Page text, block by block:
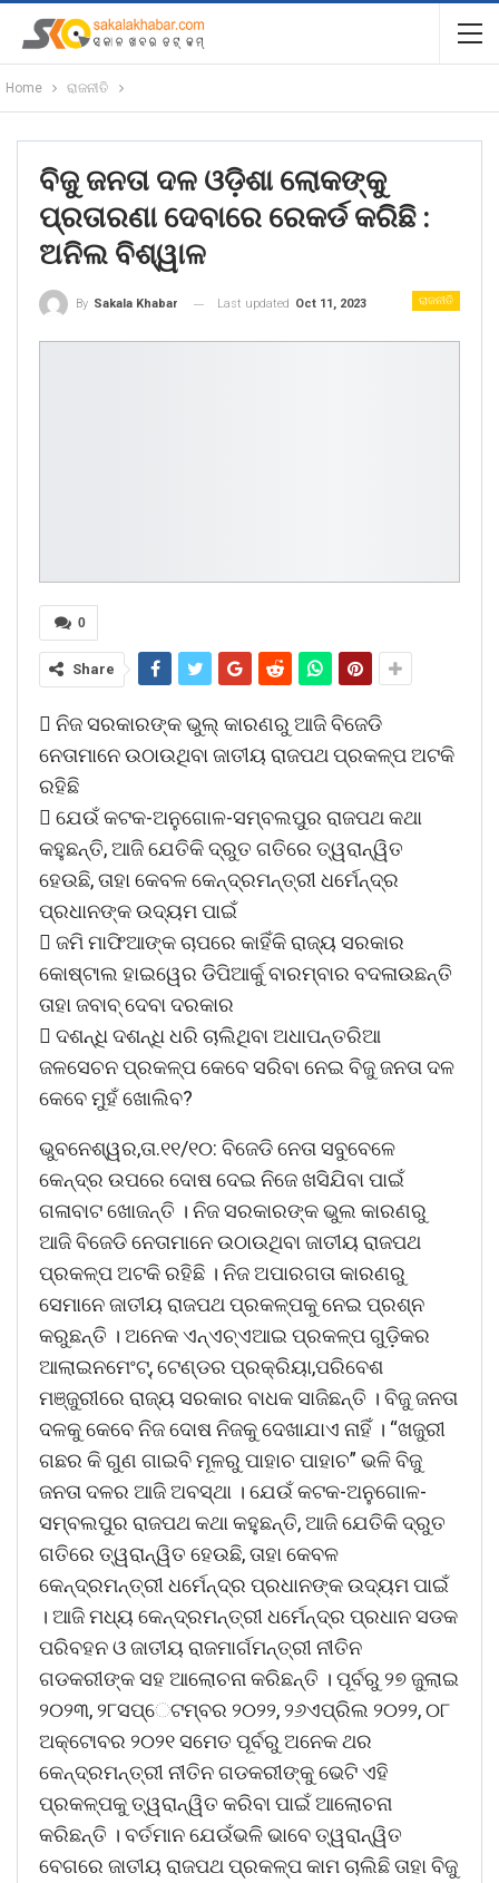
Home ରାଜନୀତି
ବିଜୁ ଜନତା ଦଳ ଓଡ଼ିଶା ଲୋକଙ୍କୁ
ପ୍ରତାରଣା ଦେବାରେ ରେକର୍ଡ କରିଛି :
ଅନିଲ ବିଶ୍ୱାଳ
ରାଜନୀତି
By Sakala Khabar Last updated Oct 11, 2023
0
Share
 ନିଜ ସରକାରଙ୍କ ଭୁଲ୍ କାରଣରୁ ଆଜି ବିଜେଡି
ନେତାମାନେ ଉଠାଉଥିବା ଜାତୀୟ ରାଜପଥ ପ୍ରକଳ୍ପ ଅଟକି
ରହିଛି
 ଯେଉଁ କଟକ-ଅନୁଗୋଳ-ସମ୍ବଲପୁର ରାଜପଥ କଥା
କହୁଛନ୍ତି, ଆଜି ଯେତିକି ଦ୍ରୁତ ଗତିରେ ତ୍ୱରାନ୍ୱିତ
ହେଉଛି, ତାହା କେବଳ କେନ୍ଦ୍ରମନ୍ତ୍ରୀ ଧର୍ମେନ୍ଦ୍ର
ପ୍ରଧାନଙ୍କ ଉଦ୍ୟମ ପାଇଁ
 ଜମି ମାଫିଆଙ୍କ ଚାପରେ କାହିଁକି ରାଜ୍ୟ ସରକାର
କୋଷ୍ଟାଲ ହାଇୱେର ଡିପିଆର୍କୁ ବାରମ୍ବାର ବଦଳାଉଛନ୍ତି
ତାହା ଜବାବ୍ ଦେବା ଦରକାର
 ଦଶନ୍ଧି ଦଶନ୍ଧି ଧରି ଚାଲିଥିବା ଅଧାପନ୍ତରିଆ
ଜଳସେଚନ ପ୍ରକଳ୍ପ କେବେ ସରିବା ନେଇ ବିଜୁ ଜନତା ଦଳ
କେବେ ମୁହଁ ଖୋଲିବ?
ଭୁବନେଶ୍ୱର,ତା.୧୧/୧୦: ବିଜେଡି ନେତା ସବୁବେଳେ
କେନ୍ଦ୍ର ଉପରେ ଦୋଷ ଦେଇ ନିଜେ ଖସିଯିବା ପାଇଁ
ଗଳାବାଟ ଖୋଜନ୍ତି । ନିଜ ସରକାରଙ୍କ ଭୁଲ କାରଣରୁ
ଆଜି ବିଜେଡି ନେତାମାନେ ଉଠାଉଥିବା ଜାତୀୟ ରାଜପଥ
ପ୍ରକଳ୍ପ ଅଟକି ରହିଛି । ନିଜ ଅପାରଗତା କାରଣରୁ
ସେମାନେ ଜାତୀୟ ରାଜପଥ ପ୍ରକଳ୍ପକୁ ନେଇ ପ୍ରଶ୍ନ
କରୁଛନ୍ତି । ଅନେକ ଏନ୍ଏଚ୍ଏଆଇ ପ୍ରକଳ୍ପ ଗୁଡ଼ିକର
ଆଲାଇନମେଂଟ୍, ଟେଣ୍ଡର ପ୍ରକ୍ରିୟା,ପରିବେଶ
ମଞ୍ଜୁରୀରେ ରାଜ୍ୟ ସରକାର ବାଧକ ସାଜିଛନ୍ତି । ବିଜୁ ଜନତା
ଦଳକୁ କେବେ ନିଜ ଦୋଷ ନିଜକୁ ଦେଖାଯାଏ ନାହିଁ । “ଖଜୁରୀ
ଗଛର କି ଗୁଣ ଗାଇବି ମୂଳରୁ ପାହାଚ ପାହାଚ” ଭଳି ବିଜୁ
ଜନତା ଦଳର ଆଜି ଅବସ୍ଥା । ଯେଉଁ କଟକ-ଅନୁଗୋଳ-
ସମ୍ବଲପୁର ରାଜପଥ କଥା କହୁଛନ୍ତି, ଆଜି ଯେତିକି ଦ୍ରୁତ
ଗତିରେ ତ୍ୱରାନ୍ୱିତ ହେଉଛି, ତାହା କେବଳ
କେନ୍ଦ୍ରମନ୍ତ୍ରୀ ଧର୍ମେନ୍ଦ୍ର ପ୍ରଧାନଙ୍କ ଉଦ୍ୟମ ପାଇଁ
। ଆଜି ମଧ୍ୟ କେନ୍ଦ୍ରମନ୍ତ୍ରୀ ଧର୍ମେନ୍ଦ୍ର ପ୍ରଧାନ ସଡକ
ପରିବହନ ଓ ଜାତୀୟ ରାଜମାର୍ଗମନ୍ତ୍ରୀ ନୀତିନ
ଗଡକରୀଙ୍କ ସହ ଆଲୋଚନା କରିଛନ୍ତି । ପୂର୍ବରୁ ୨୭ ଜୁଲାଇ
୨୦୨୩, ୨୮ସପ୍େଟମ୍ବର ୨୦୨୨, ୨୬ଏପ୍ରିଲ ୨୦୨୨, ୦୮
ଅକ୍ଟୋବର ୨୦୨୧ ସମେତ ପୂର୍ବରୁ ଅନେକ ଥର
କେନ୍ଦ୍ରମନ୍ତ୍ରୀ ନୀତିନ ଗଡକରୀଙ୍କୁ ଭେଟି ଏହି
ପ୍ରକଳ୍ପକୁ ତ୍ୱରାନ୍ୱିତ କରିବା ପାଇଁ ଆଲୋଚନା
କରିଛନ୍ତି । ବର୍ତମାନ ଯେଉଁଭଳି ଭାବେ ତ୍ୱରାନ୍ୱିତ
ବେଗରେ ଜାତୀୟ ରାଜପଥ ପ୍ରକଳ୍ପ କାମ ଚାଲିଛି ତାହା ବିଜୁ